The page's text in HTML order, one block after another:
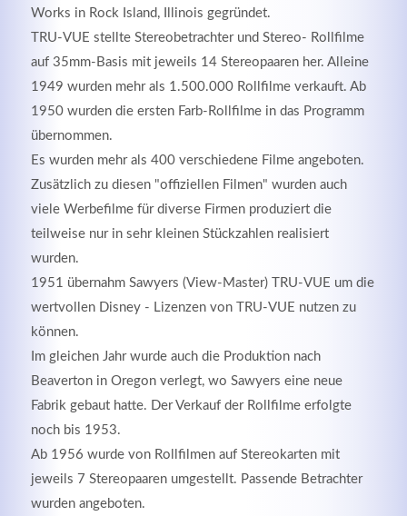
Works in Rock Island, Illinois gegründet.
TRU-VUE stellte Stereobetrachter und Stereo- Rollfilme
auf 35mm-Basis mit jeweils 14 Stereopaaren her. Alleine
1949 wurden mehr als 1.500.000 Rollfilme verkauft. Ab
1950 wurden die ersten Farb-Rollfilme in das Programm
übernommen.
Es wurden mehr als 400 verschiedene Filme angeboten.
Zusätzlich zu diesen "offiziellen Filmen" wurden auch
viele Werbefilme für diverse Firmen produziert die
teilweise nur in sehr kleinen Stückzahlen realisiert
wurden.
1951 übernahm Sawyers (View-Master) TRU-VUE um die
wertvollen Disney - Lizenzen von TRU-VUE nutzen zu
können.
Im gleichen Jahr wurde auch die Produktion nach
Beaverton in Oregon verlegt, wo Sawyers eine neue
Fabrik gebaut hatte. Der Verkauf der Rollfilme erfolgte
noch bis 1953.
Ab 1956 wurde von Rollfilmen auf Stereokarten mit
jeweils 7 Stereopaaren umgestellt. Passende Betrachter
wurden angeboten.
MEHR INFOS
Kontaktdaten
Herbert Lukaszewski
info@optical-toys.com
http://www.optical-toys.com
Login
Passwort